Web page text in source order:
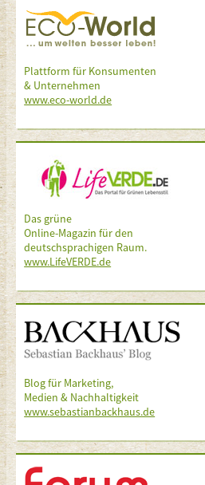
Plattform für Konsumenten
& Unternehmen
www.eco-world.de
Das grüne
Online-Magazin für den
deutschsprachigen Raum.
www.LifeVERDE.de
Blog für Marketing,
Medien & Nachhaltigkeit
www.sebastianbackhaus.de